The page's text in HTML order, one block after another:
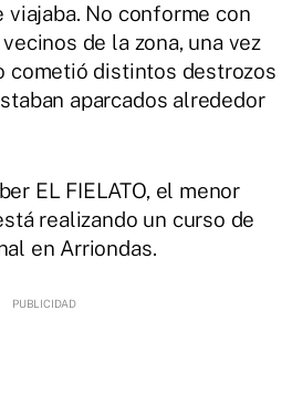
No conforme con
de la zona, una vez
cometió distintos destrozos
aparcados alrededor
EL FIELATO, el menor
realizando un curso de
en Arriondas.